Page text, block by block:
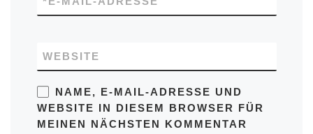
WEBSITE
NAME, E-MAIL-ADRESSE UND
WEBSITE IN DIESEM BROWSER FÜR
MEINEN NÄCHSTEN KOMMENTAR